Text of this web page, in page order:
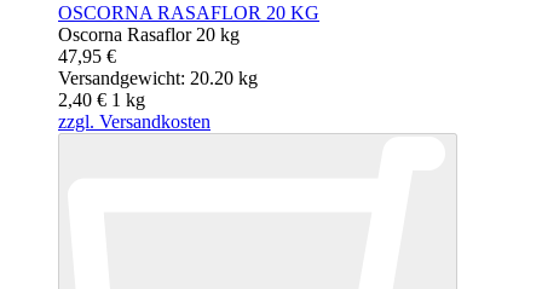
OSCORNA RASAFLOR 20 KG
Oscorna Rasaflor 20 kg
47,95 €
Versandgewicht: 20.20 kg
2,40 € 1 kg
zzgl. Versandkosten